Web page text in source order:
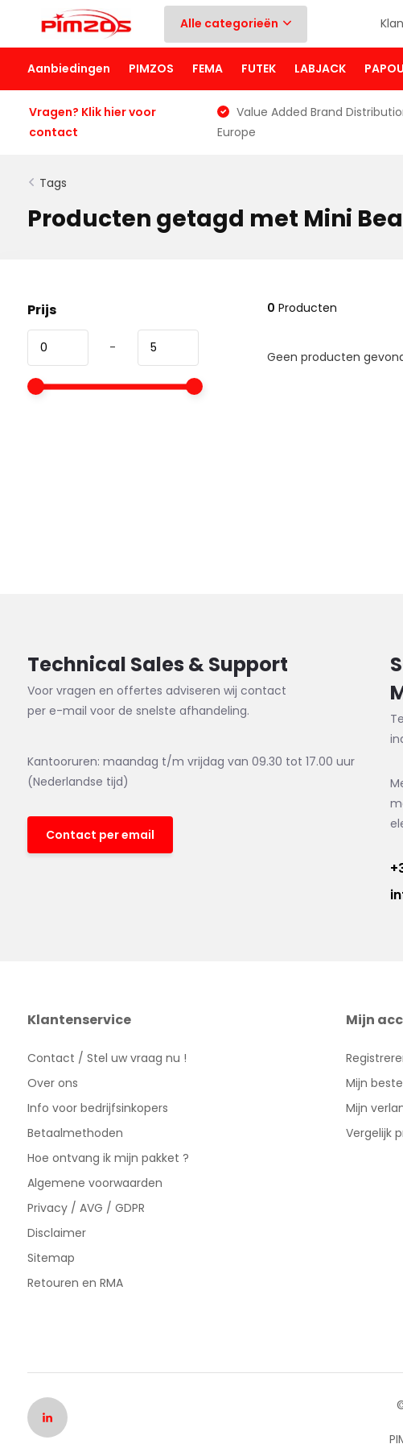
Alle categorieën
Aanbiedingen PIMZOS FEMA FUTEK LABJACK
Vragen? Klik hier voor
contact
Value Added Brand
Europe
Tags
Producten getagd met Mini
Prijs
-
0 Producten
Geen producten
Technical Sales & Support
Voor vragen en offertes adviseren wij contact
per e-mail voor de snelste afhandeling.
Kantooruren: maandag t/m vrijdag van 09.30 tot 17.00 uur
(Nederlandse tijd)
Contact per email
Klantenservice
Contact / Stel uw vraag nu !
Over ons
Info voor bedrijfsinkopers
Betaalmethoden
Hoe ontvang ik mijn pakket ?
Algemene voorwaarden
Privacy / AVG / GDPR
Disclaimer
Sitemap
Retouren en RMA
Mijn
Mijn
Mijn
Vergelijk